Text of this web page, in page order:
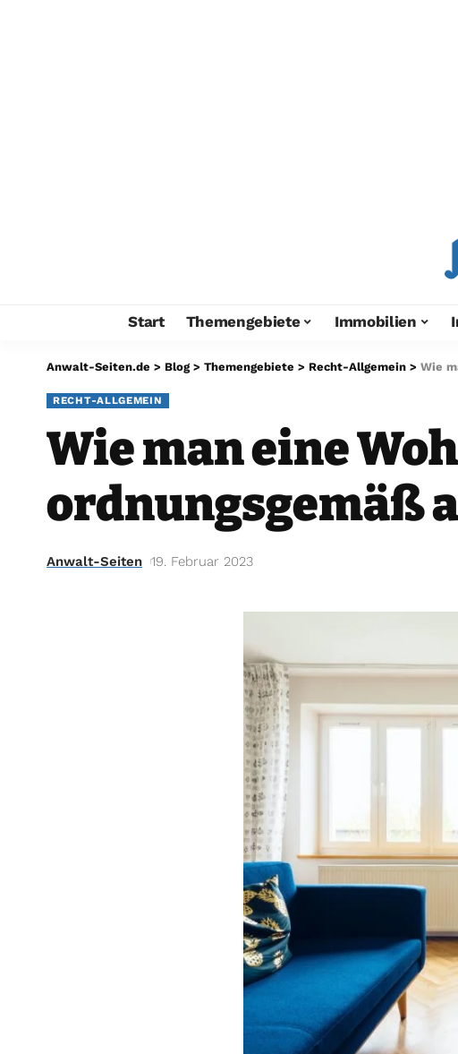
Start Themengebiete Immobilien
Anwalt-Seiten.de > Blog> Themengebiete > Recht-Allgemein > Wie
RECHT-ALLGEMEIN
Wie man eine
ordnungsgemäß
Anwalt-Seiten 19. Februar 2023